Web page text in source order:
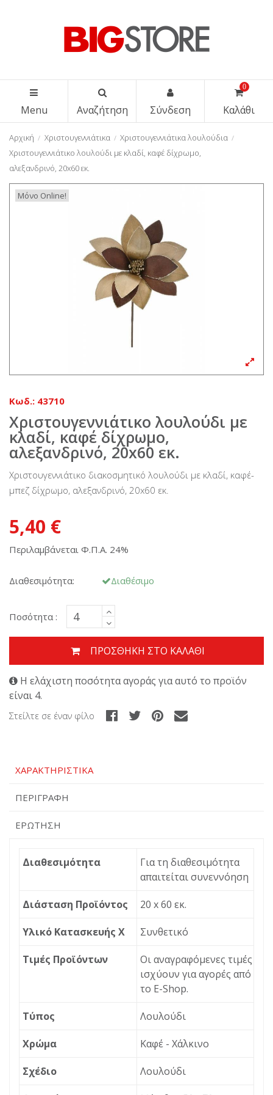
Menu Αναζήτηση Σύνδεση
0
Καλάθι
Αρχική Χριστουγεννιάτικα
Χριστουγεννιάτικα λουλούδια
Χριστουγεννιάτικο λουλούδι με κλαδί, καφέ δίχρωμο,
αλεξανδρινό, 20x60 εκ.
Μόνο Online!
Κωδ.: 43710
Χριστουγεννιάτικο λουλούδι με
κλαδί, καφέ δίχρωμο,
αλεξανδρινό, 20x60 εκ.
Χριστουγεννιάτικο διακοσμητικό λουλούδι με κλαδί, καφέ-
μπεζ δίχρωμο, αλεξανδρινό, 20x60 εκ.
5,40 €
Περιλαμβάνεται Φ.Π.Α. 24%
Διαθεσιμότητα: Διαθέσιμο
Ποσότητα :
ΠΡΟΣΘΉΚΗ ΣΤΟ ΚΑΛΆΘΙ
Η ελάχιστη ποσότητα αγοράς για αυτό το προϊόν
είναι 4.
Στείλτε σε έναν φίλο
ΧΑΡΑΚΤΗΡΙΣΤΙΚΆ
ΠΕΡΙΓΡΑΦΉ
ΕΡΏΤΗΣΗ
Διαθεσιμότητα
Για τη διαθεσιμότητα
απαιτείται συνεννόηση
Διάσταση Προϊόντος 20 x 60 εκ.
Υλικό Κατασκευής X Συνθετικό
Τιμές Προϊόντων
Οι αναγραφόμενες τιμές
ισχύουν για αγορές από
το Ε-Shop.
Τύπος Λουλούδι
Χρώμα Καφέ - Χάλκινο
Σχέδιο Λουλούδι